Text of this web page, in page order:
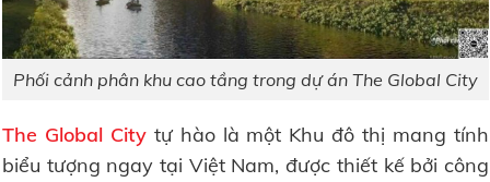
Phối cảnh phân khu cao tầng trong dự án The Global City
The Global Citytự hào là một Khu đô thị mang tính
biểu tượng ngay tại Việt Nam, được thiết kế bởi công